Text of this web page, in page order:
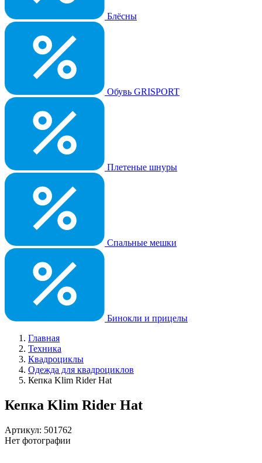
Блёсны
Обувь GRISPORT
Плетеные шнуры
Спальные мешки
Бинокли и прицелы
Главная
Техника
Квадроциклы
Одежда для квадроциклов
Кепка Klim Rider Hat
Кепка Klim Rider Hat
Артикул: 501762
Нет фотографии